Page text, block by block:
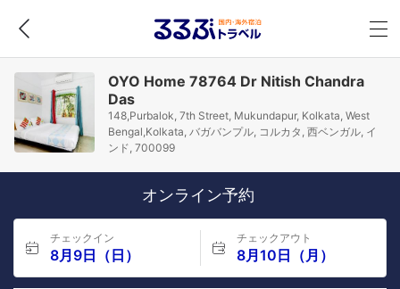
OYO Home 78764 Dr Nitish Chandra
Das
148,Purbalok, 7th Street, Mukundapur, Kolkata, West
Bengal,Kolkata, バガバンプル, コルカタ, 西ベンガル, イ
ンド, 700099
オンライン予約
チェックイン
8月9日（日）
チェックアウト
8月10日（月）